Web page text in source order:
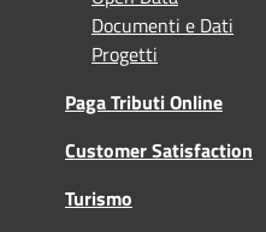
Documenti e Dati
Progetti
Paga Tributi Online
Customer Satisfaction
Turismo